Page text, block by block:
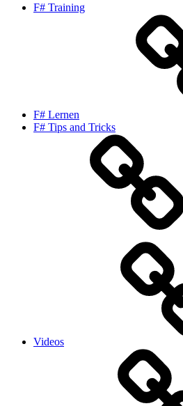
F# Training
F# Lernen
F# Tips and Tricks
Videos